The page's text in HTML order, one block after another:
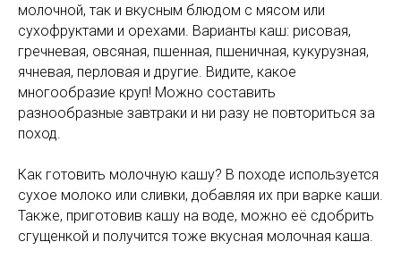
молочной, так и вкусным блюдом с мясом или
сухофруктами и орехами. Варианты каш: рисовая,
гречневая, овсяная, пшенная, пшеничная, кукурузная,
ячневая, перловая и другие. Видите, какое
многообразие круп! Можно составить
разнообразные завтраки и ни разу не повториться за
поход.
Как готовить молочную кашу? В походе используется
сухое молоко или сливки, добавляя их при варке каши.
Также, приготовив кашу на воде, можно её сдобрить
сгущенкой и получится тоже вкусная молочная каша.